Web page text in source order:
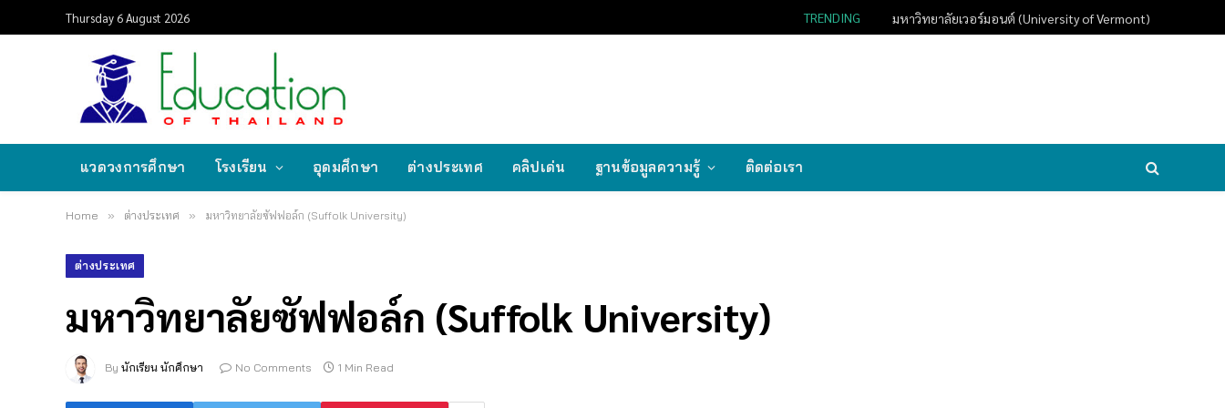
Thursday 6 August 2026 TRENDING มหาวิทยาลัยเวอร์มอนต์ (University of Vermont)
แวดวงการศึกษา โรงเรียน อุดมศึกษา ต่างประเทศ คลิปเด่น ฐานข้อมูลความรู้ ติดต่อเรา
Home » ต่างประเทศ » มหาวิทยาลัยซัฟฟอล์ก (Suffolk University)
ต่างประเทศ
มหาวิทยาลัยซัฟฟอล์ก (Suffolk University)
By นักเรียน นักศึกษา No Comments 1 Min Read